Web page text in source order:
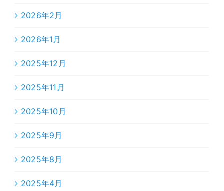
2026年2月
2026年1月
2025年12月
2025年11月
2025年10月
2025年9月
2025年8月
2025年4月